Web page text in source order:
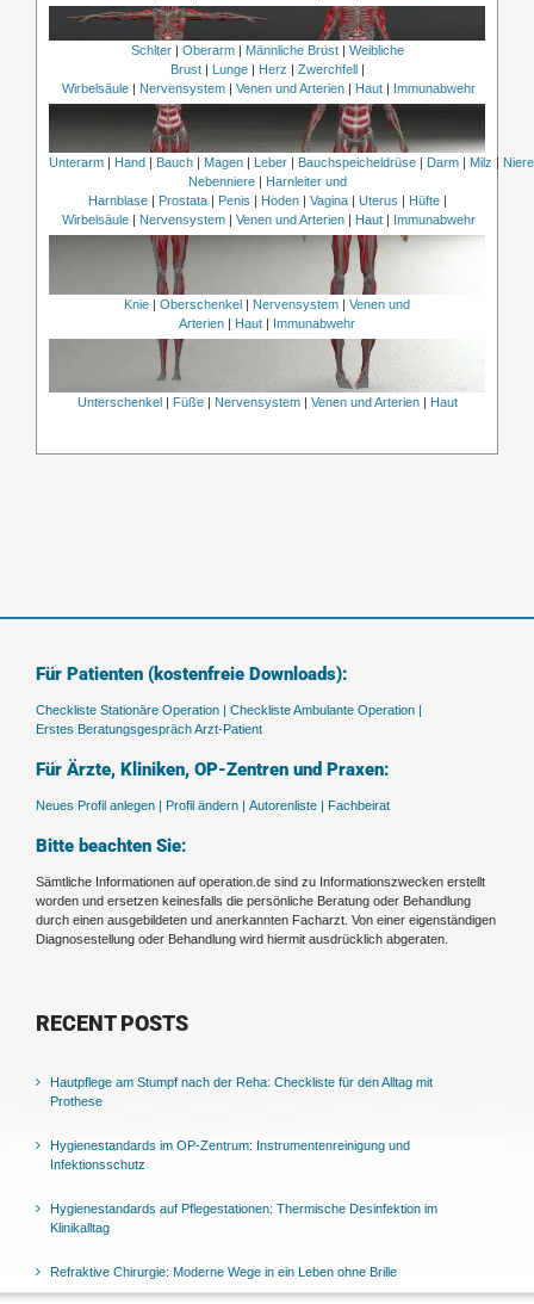
Schlter| Oberarm| Männliche Brust| Weibliche
Brust| Lunge| Herz | Zwerchfell|
Wirbelsäule | Nervensystem | Venen und Arterien | Haut | Immunabwehr
Unterarm| Hand| Bauch| Magen| Leber| Bauchspeicheldrüse| Darm| Milz |
Nebenniere| Harnleiter und
Harnblase| Prostata| Penis | Hoden| Vagina| Uterus | Hüfte|
Wirbelsäule | Nervensystem | Venen und Arterien | Haut | Immunabwehr
Knie Oberschenkel Nervensystem
Venen und
Arterien
Haut Immunabwehr
Unterschenkel Füße| Nervensystem| Venen und Arterien| Haut
Für Patienten (kostenfreie Downloads):
Checkliste Stationäre Operation | Checkliste Ambulante Operation |
Erstes Beratungsgespräch Arzt-Patient
Für Ärzte, Kliniken, OP-Zentren und Praxen:
Neues Profil anlegen | Profil ändern | Autorenliste | Fachbeirat
Bitte beachten Sie:
Sämtliche Informationen auf operation.de sind zu Informationszwecken erstellt
worden und ersetzen keinesfalls die persönliche Beratung oder Behandlung
durch einen ausgebildeten und anerkannten Facharzt. Von einer eigenständigen
Diagnosestellung oder Behandlung wird hiermit ausdrücklich abgeraten.
RECENT POSTS
Hautpflege am Stumpf nach der Reha: Checkliste für den Alltag mit
Prothese
Hygienestandards im OP-Zentrum: Instrumentenreinigung und
Infektionsschutz
Hygienestandards auf Pflegestationen: Thermische Desinfektion im
Klinikalltag
Refraktive Chirurgie: Moderne Wege in ein Leben ohne Brille